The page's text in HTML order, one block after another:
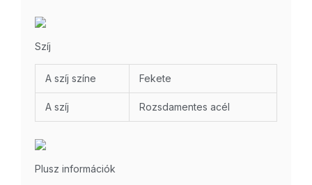
Szíj
A szíj színe Fekete
A szíj Rozsdamentes acél
Plusz információk